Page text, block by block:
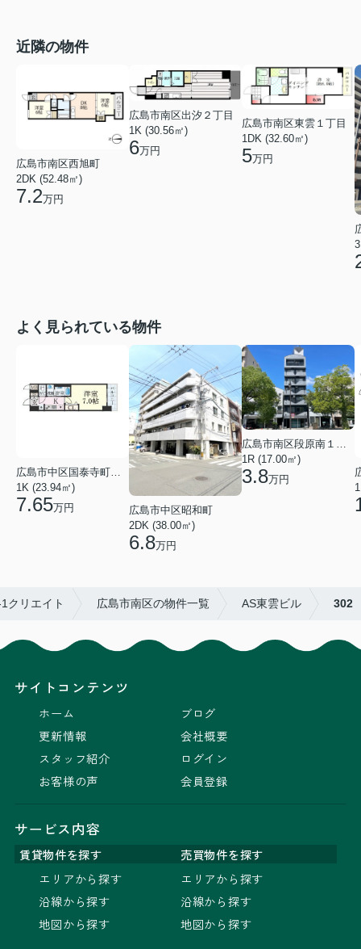
近隣の物件
広島市南区西旭町
2DK (52.48㎡)
7.2万円
広島市南区出汐２丁目
1K (30.56㎡)
6万円
広島市南区東雲１丁目
1DK (32.60㎡)
5万円
よく見られている物件
広島市中区国泰寺町２丁目
1K (23.94㎡)
7.65万円
広島市中区昭和町
2DK (38.00㎡)
6.8万円
広島市南区段原南１丁目
1R (17.00㎡)
3.8万円
クリエイト 広島市南区の物件一覧 AS東雲ビル 302
サイトコンテンツ
ホーム
更新情報
スタッフ紹介
お客様の声
ブログ
会社概要
ログイン
会員登録
サービス内容
賃貸物件を探す
売買物件を探す
エリアから探す
沿線から探す
地図から探す
エリアから探す
沿線から探す
地図から探す